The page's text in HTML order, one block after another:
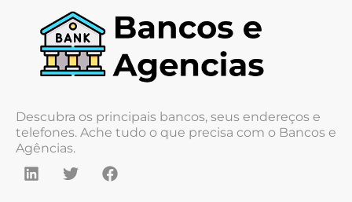
Descubra os principais bancos, seus endereços e
telefones. Ache tudo o que precisa com o Bancos e
Agências.